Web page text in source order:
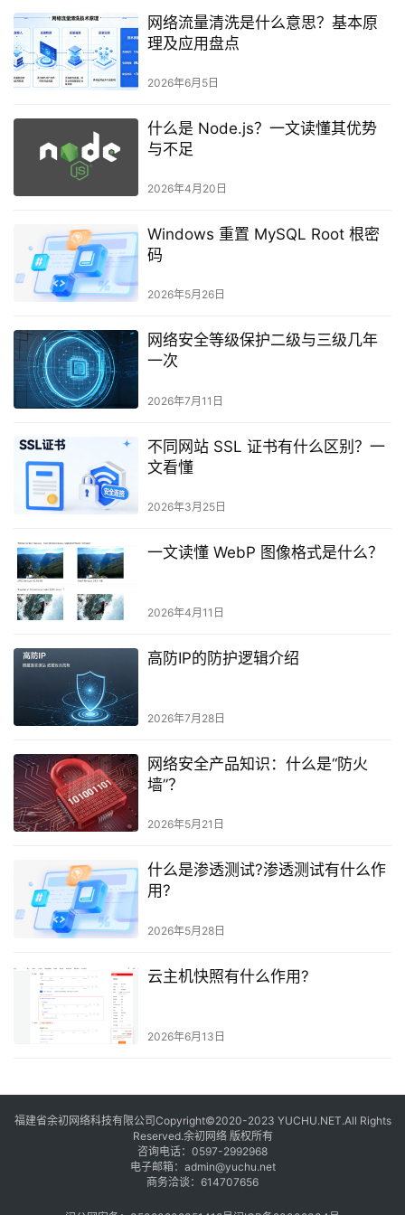
网络流量清洗是什么意思？基本原
理及应用盘点
2026年6月5日
什么是 Node.js？一文读懂其优势
与不足
2026年4月20日
Windows 重置 MySQL Root 根密
码
2026年5月26日
网络安全等级保护二级与三级几年
一次
2026年7月11日
不同网站 SSL 证书有什么区别？一
文看懂
2026年3月25日
一文读懂 WebP 图像格式是什么？
2026年4月11日
高防IP的防护逻辑介绍
2026年7月28日
网络安全产品知识：什么是“防火
墙”？
2026年5月21日
什么是渗透测试?渗透测试有什么作
用?
2026年5月28日
云主机快照有什么作用?
2026年6月13日
福建省余初网络科技有限公司Copyright©2020-2023 YUCHU.NET.All Rights
Reserved.余初网络 版权所有
咨询电话： 0597-2992968
电子邮箱： admin@yuchu.net
商务洽谈： 614707656